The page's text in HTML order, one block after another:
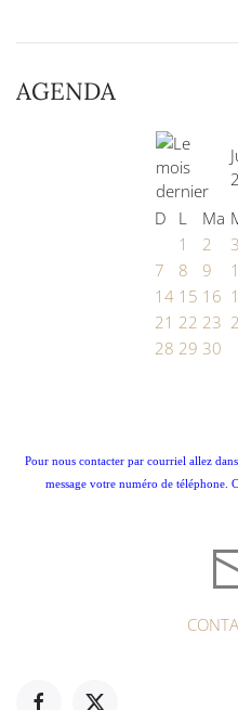
AGENDA
D
L Ma
1
2 3
7
8 9
14 15 16
21 22 23
28 29 30
Pour nous contacter par courriel allez
message votre numéro de téléphone.